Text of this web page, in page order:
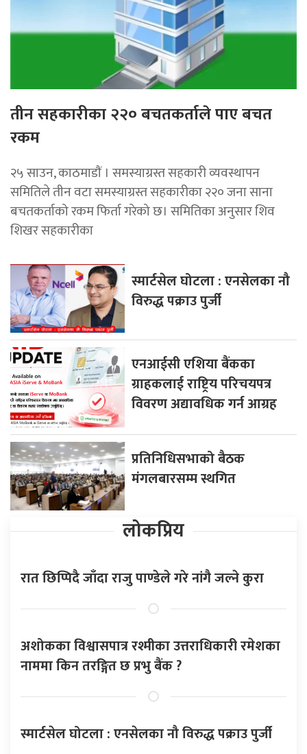
तीन सहकारीका २२० बचतकर्ताले पाए बचत
रकम
२५ साउन, काठमाडाैं । समस्याग्रस्त सहकारी व्यवस्थापन
समितिले तीन वटा समस्याग्रस्त सहकारीका २२० जना साना
बचतकर्ताको रकम फिर्ता गरेको छ। समितिका अनुसार शिव
शिखर सहकारीका
स्मार्टसेल घोटला : एनसेलका नौ
विरुद्ध पक्राउ पुर्जी
एनआईसी एशिया बैंकका
ग्राहकलाई राष्ट्रिय परिचयपत्र
विवरण अद्यावधिक गर्न आग्रह
प्रतिनिधिसभाको बैठक
मंगलबारसम्म स्थगित
लोकप्रिय
रात छिप्पिदै जाँदा राजु पाण्डेले गरे नांगै जल्ने कुरा
अशोकका विश्वासपात्र रश्मीका उत्तराधिकारी रमेशका
नाममा किन तरङ्गित छ प्रभु बैंक ?
स्मार्टसेल घोटला : एनसेलका नौ विरुद्ध पक्राउ पुर्जी